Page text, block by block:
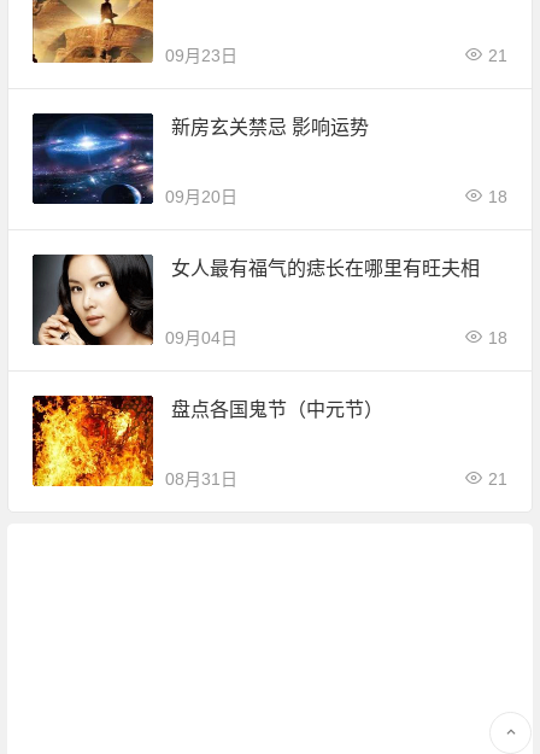
09月23日 21
新房玄关禁忌 影响运势
09月20日 18
女人最有福气的痣长在哪里有旺夫相
09月04日 18
盘点各国鬼节（中元节）
08月31日 21